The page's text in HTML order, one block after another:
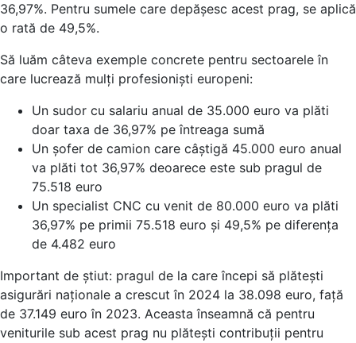
36,97%. Pentru sumele care depășesc acest prag, se aplică
o rată de 49,5%.
Să luăm câteva exemple concrete pentru sectoarele în
care lucrează mulți profesioniști europeni:
Un sudor cu salariu anual de 35.000 euro va plăti
doar taxa de 36,97% pe întreaga sumă
Un șofer de camion care câștigă 45.000 euro anual
va plăti tot 36,97% deoarece este sub pragul de
75.518 euro
Un specialist CNC cu venit de 80.000 euro va plăti
36,97% pe primii 75.518 euro și 49,5% pe diferența
de 4.482 euro
Important de știut: pragul de la care începi să plătești
asigurări naționale a crescut în 2024 la 38.098 euro, față
de 37.149 euro în 2023. Aceasta înseamnă că pentru
veniturile sub acest prag nu plătești contribuții pentru